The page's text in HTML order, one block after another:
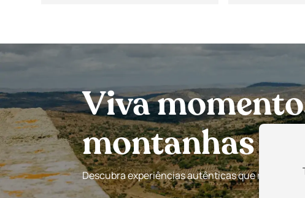
Viva
montanhas e
Descubra experiências autênticas que revelam